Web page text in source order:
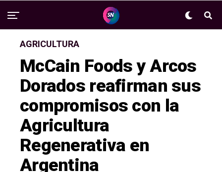
AGRICULTURA
McCain Foods y Arcos
Dorados reafirman sus
compromisos con la
Agricultura
Regenerativa en
Argentina